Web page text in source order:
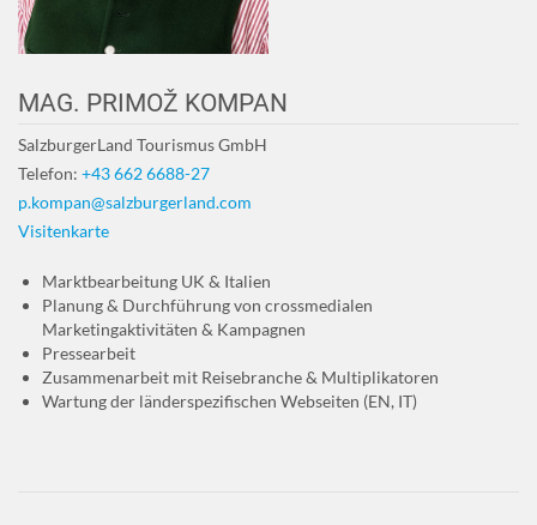
MAG. PRIMOŽ KOMPAN
SalzburgerLand Tourismus GmbH
Telefon: +43 662 6688-27
p.kompan@salzburgerland.com
Visitenkarte
Marktbearbeitung UK & Italien
Planung & Durchführung von crossmedialen
Marketingaktivitäten & Kampagnen
Pressearbeit
Zusammenarbeit mit Reisebranche & Multiplikatoren
Wartung der länderspezifischen Webseiten (EN, IT)